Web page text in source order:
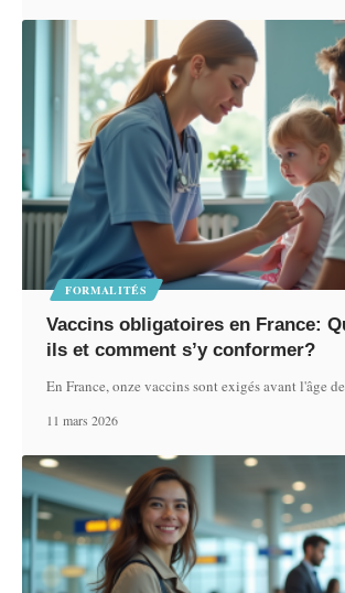
FORMALITÉS
Vaccins obligatoires en France:
ils et comment s’y conformer?
En France, onze vaccins sont exigés avant l'âge
11 mars 2026